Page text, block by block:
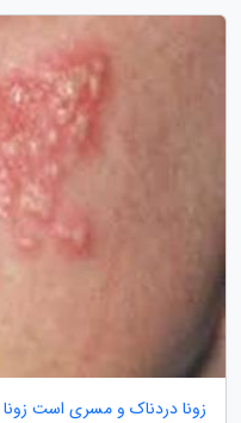
زونا دردناک و مسری است